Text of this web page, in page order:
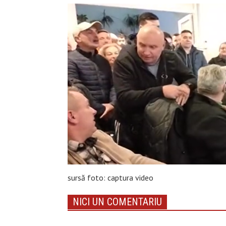
sursă foto: captura video
NICI UN COMENTARIU